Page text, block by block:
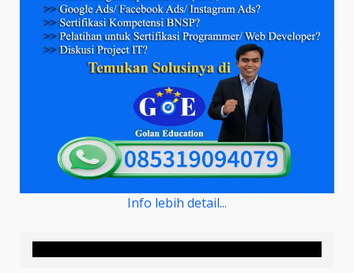
Info lebih detail...